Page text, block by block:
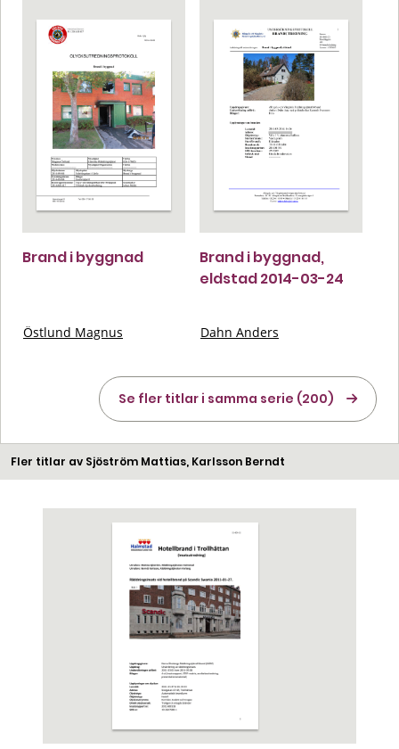
Brand i byggnad
Östlund Magnus
Brand i byggnad,
eldstad 2014-03-24
Dahn Anders
Se fler titlar i samma serie (200)
Fler titlar av Sjöström Mattias, Karlsson Berndt